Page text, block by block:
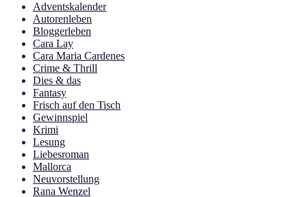
Adventskalender
Autorenleben
Bloggerleben
Cara Lay
Cara Maria Cardenes
Crime & Thrill
Dies & das
Fantasy
Frisch auf den Tisch
Gewinnspiel
Krimi
Lesung
Liebesroman
Mallorca
Neuvorstellung
Rana Wenzel